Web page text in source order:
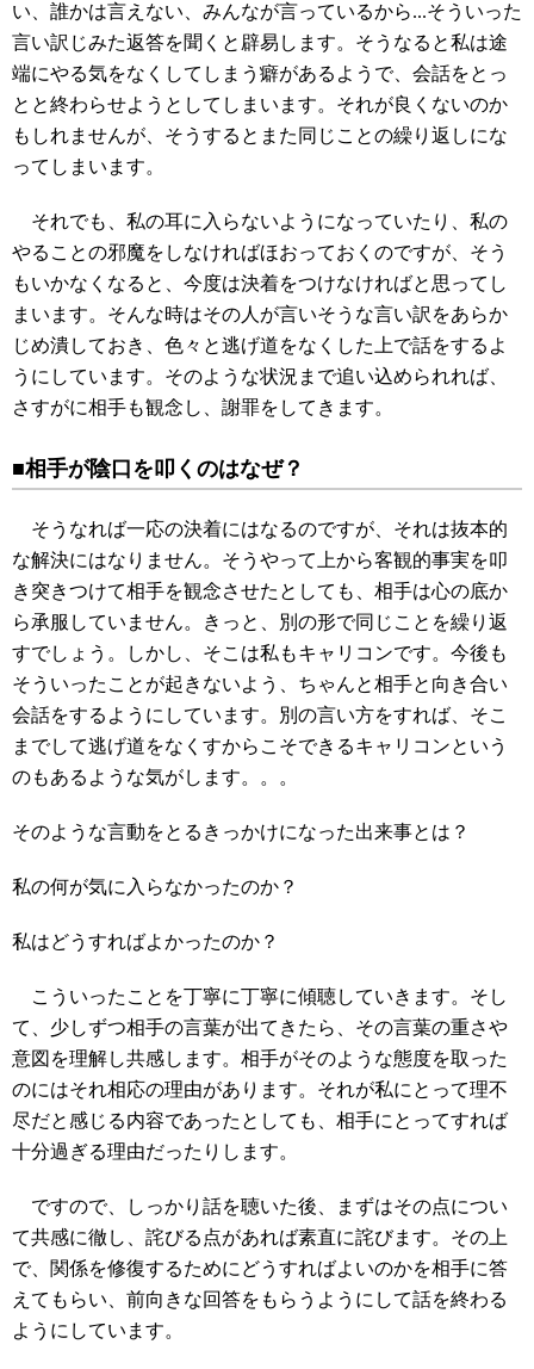
い、誰かは言えない、みんなが言っているから...そういった
言い訳じみた返答を聞くと辟易します。そうなると私は途
端にやる気をなくしてしまう癖があるようで、会話をとっ
とと終わらせようとしてしまいます。それが良くないのか
もしれませんが、そうするとまた同じことの繰り返しにな
ってしまいます。
それでも、私の耳に入らないようになっていたり、私の
やることの邪魔をしなければほおっておくのですが、そう
もいかなくなると、今度は決着をつけなければと思ってし
まいます。そんな時はその人が言いそうな言い訳をあらか
じめ潰しておき、色々と逃げ道をなくした上で話をするよ
うにしています。そのような状況まで追い込められれば、
さすがに相手も観念し、謝罪をしてきます。
■相手が陰口を叩くのはなぜ？
そうなれば一応の決着にはなるのですが、それは抜本的
な解決にはなりません。そうやって上から客観的事実を叩
き突きつけて相手を観念させたとしても、相手は心の底か
ら承服していません。きっと、別の形で同じことを繰り返
すでしょう。しかし、そこは私もキャリコンです。今後も
そういったことが起きないよう、ちゃんと相手と向き合い
会話をするようにしています。別の言い方をすれば、そこ
までして逃げ道をなくすからこそできるキャリコンという
のもあるような気がします。。。
そのような言動をとるきっかけになった出来事とは？
私の何が気に入らなかったのか？
私はどうすればよかったのか？
こういったことを丁寧に丁寧に傾聴していきます。そし
て、少しずつ相手の言葉が出てきたら、その言葉の重さや
意図を理解し共感します。相手がそのような態度を取った
のにはそれ相応の理由があります。それが私にとって理不
尽だと感じる内容であったとしても、相手にとってすれば
十分過ぎる理由だったりします。
ですので、しっかり話を聴いた後、まずはその点につい
て共感に徹し、詫びる点があれば素直に詫びます。その上
で、関係を修復するためにどうすればよいのかを相手に答
えてもらい、前向きな回答をもらうようにして話を終わる
ようにしています。